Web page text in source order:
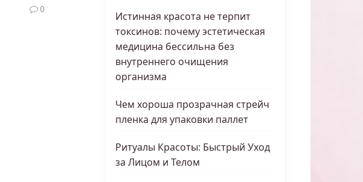
0
Истинная красота не терпит
токсинов: почему эстетическая
медицина бессильна без
внутреннего очищения
организма
Чем хороша прозрачная стрейч
пленка для упаковки паллет
Ритуалы Красоты: Быстрый Уход
за Лицом и Телом